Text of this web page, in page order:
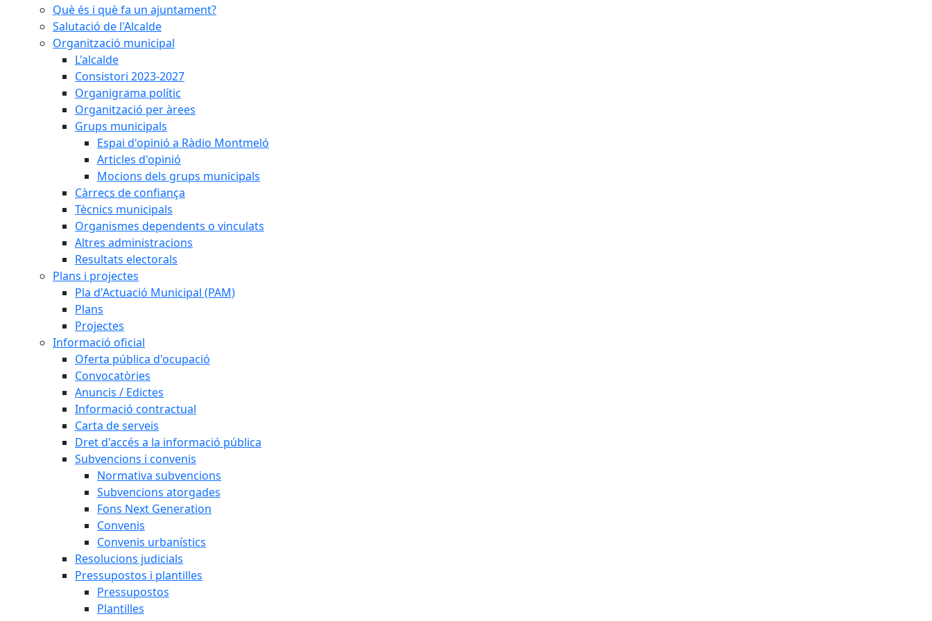
Què és i què fa un ajuntament?
Salutació de l'Alcalde
Organització municipal
L'alcalde
Consistori 2023-2027
Organigrama polític
Organització per àrees
Grups municipals
Espai d'opinió a Ràdio Montmeló
Articles d'opinió
Mocions dels grups municipals
Càrrecs de confiança
Tècnics municipals
Organismes dependents o vinculats
Altres administracions
Resultats electorals
Plans i projectes
Pla d'Actuació Municipal (PAM)
Plans
Projectes
Informació oficial
Oferta pública d'ocupació
Convocatòries
Anuncis / Edictes
Informació contractual
Carta de serveis
Dret d'accés a la informació pública
Subvencions i convenis
Normativa subvencions
Subvencions atorgades
Fons Next Generation
Convenis
Convenis urbanístics
Resolucions judicials
Pressupostos i plantilles
Pressupostos
Plantilles